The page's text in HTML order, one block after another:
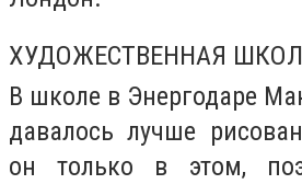
ХУДОЖЕСТВЕННАЯ
В школе в Энергодаре
давалось лучше
он только в этом,